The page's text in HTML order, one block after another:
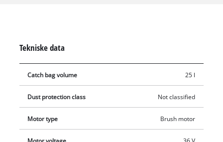
forlænger batteridriftstiden og egner sig til længerevarende
støvsugningsopgaver. BOOST-tilstanden derimod suger selv
genstridigt snavs op uden besvær med maksimal sugeeffekt.
møbelmundstykket til bilsæder og andre polstrede møbler
samt radiatormundstykket til svært tilgængelige steder tager
støvsugeren kampen op med enhver udfordring og egner sig
Tekniske data
Catch bag volume 25 l
Dust protection class Not classified
Motor type Brush motor